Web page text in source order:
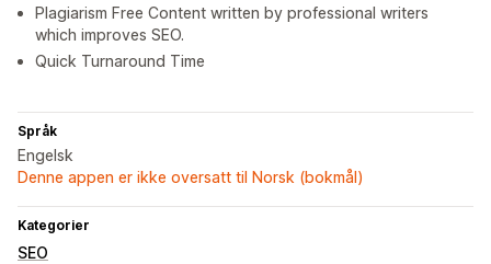
Plagiarism Free Content written by professional writers
which improves SEO.
Quick Turnaround Time
Språk
Engelsk
Denne appen er ikke oversatt til Norsk (bokmål)
Kategorier
SEO